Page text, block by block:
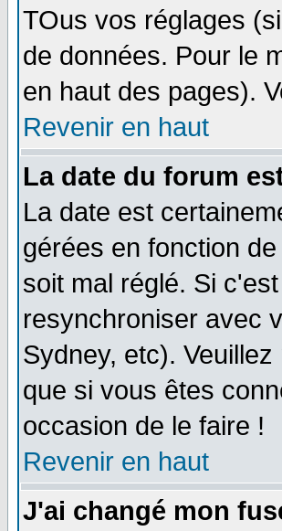
TOus vos réglages
de données. Pour le
en haut des pages).
Revenir en haut
La date du forum
La date est
gérées en fonction
soit mal réglé. Si
resynchroniser avec
Sydney, etc).
que si vous êtes
occasion de le faire !
Revenir en haut
J'ai changé mon